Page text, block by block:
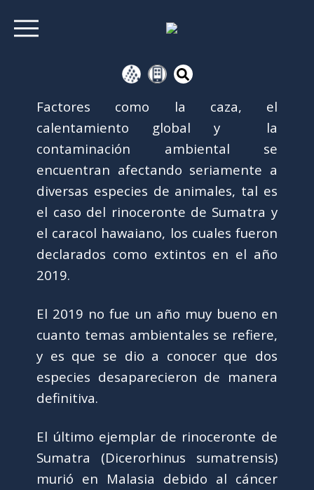
Factores como la caza, el
calentamiento global y la
contaminación ambiental se
encuentran afectando seriamente a
diversas especies de animales, tal es
el caso del rinoceronte de Sumatra y
el caracol hawaiano, los cuales fueron
declarados como extintos en el año
2019.
El 2019 no fue un año muy bueno en
cuanto temas ambientales se refiere,
y es que se dio a conocer que dos
especies desaparecieron de manera
definitiva.
El último ejemplar de rinoceronte de
Sumatra (Dicerorhinus sumatrensis)
murió en Malasia debido al cáncer